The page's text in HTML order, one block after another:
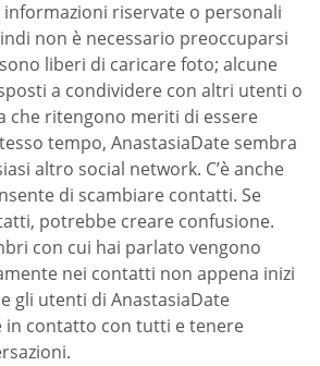
riservate o personali
non è necessario preoccuparsi
liberi di caricare foto; alcune
a condividere con altri utenti o
che ritengono meriti di essere
tempo, AnastasiaDate sembra
altro social network. C’è anche
di scambiare contatti. Se
potrebbe creare confusione.
con cui hai parlato vengono
nei contatti non appena inizi
gli utenti di AnastasiaDate
in contatto con tutti e tenere